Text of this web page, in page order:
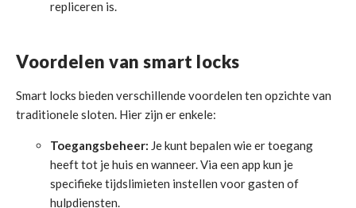
repliceren is.
Voordelen van smart locks
Smart locks bieden verschillende voordelen ten opzichte van
traditionele sloten. Hier zijn er enkele:
Toegangsbeheer: Je kunt bepalen wie er toegang
heeft tot je huis en wanneer. Via een app kun je
specifieke tijdslimieten instellen voor gasten of
hulpdiensten.